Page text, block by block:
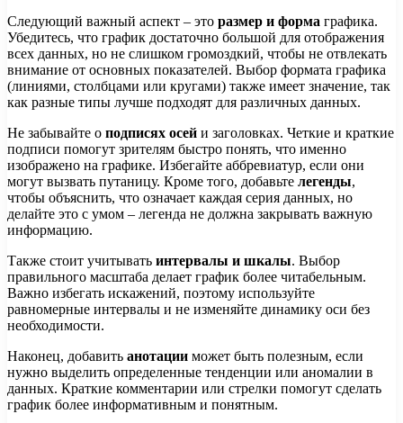
Следующий важный аспект – это размер и форма графика.
Убедитесь, что график достаточно большой для отображения
всех данных, но не слишком громоздкий, чтобы не отвлекать
внимание от основных показателей. Выбор формата графика
(линиями, столбцами или кругами) также имеет значение, так
как разные типы лучше подходят для различных данных.
Не забывайте о подписях осей и заголовках. Четкие и краткие
подписи помогут зрителям быстро понять, что именно
изображено на графике. Избегайте аббревиатур, если они
могут вызвать путаницу. Кроме того, добавьте легенды,
чтобы объяснить, что означает каждая серия данных, но
делайте это с умом – легенда не должна закрывать важную
информацию.
Также стоит учитывать интервалы и шкалы. Выбор
правильного масштаба делает график более читабельным.
Важно избегать искажений, поэтому используйте
равномерные интервалы и не изменяйте динамику оси без
необходимости.
Наконец, добавить анотации может быть полезным, если
нужно выделить определенные тенденции или аномалии в
данных. Краткие комментарии или стрелки помогут сделать
график более информативным и понятным.